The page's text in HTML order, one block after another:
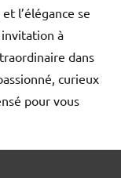
l’élégance se
à
dans
curieux
pour vous